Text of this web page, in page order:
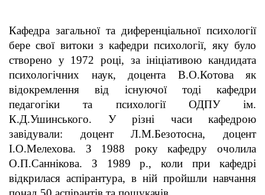
Кафедра загальної та диференціальної психології
бере свої витоки з кафедри психології, яку було
створено у 1972 році, за ініціативою кандидата
психологічних наук, доцента В.О.Котова як
відокремлення від існуючої тоді кафедри
педагогіки та психології ОДПУ ім.
К.Д.Ушинського. У різні часи кафедрою
завідували: доцент Л.М.Безотосна, доцент
І.О.Мелехова. З 1988 року кафедру очолила
О.П.Саннікова. З 1989 р., коли при кафедрі
відкрилася аспірантура, в ній пройшли навчання